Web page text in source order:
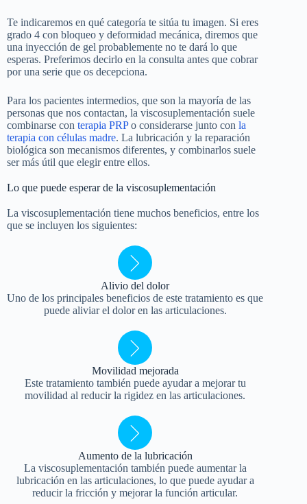
Te indicaremos en qué categoría te sitúa tu imagen. Si eres
grado 4 con bloqueo y deformidad mecánica, diremos que
una inyección de gel probablemente no te dará lo que
esperas. Preferimos decirlo en la consulta antes que cobrar
por una serie que os decepciona.
Para los pacientes intermedios, que son la mayoría de las
personas que nos contactan, la viscosuplementación suele
combinarse con terapia PRPo considerarse junto con la
terapia con células madre. La lubricación y la reparación
biológica son mecanismos diferentes, y combinarlos suele
ser más útil que elegir entre ellos.
Lo que puede esperar de la viscosuplementación
La viscosuplementación tiene muchos beneficios, entre los
que se incluyen los siguientes:
Alivio del dolor
Uno de los principales beneficios de este tratamiento es que
puede aliviar el dolor en las articulaciones.
Movilidad mejorada
Este tratamiento también puede ayudar a mejorar tu
movilidad al reducir la rigidez en las articulaciones.
Aumento de la lubricación
La viscosuplementación también puede aumentar la
lubricación en las articulaciones, lo que puede ayudar a
reducir la fricción y mejorar la función articular.